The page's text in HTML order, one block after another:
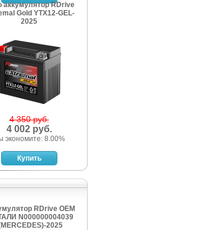
аккумулятор RDrive
Gold YTX12-GEL-
2025
4 350 руб.
4 002 руб.
экономите: 8.00%
RDrive OEM
N000000004039
2025